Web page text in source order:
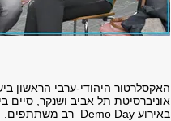
האקסלרטור היהודי-ערבי הראשון
אוניברסיטת תל אביב ושנקר,
באירוע Demo Day רב משתתפים.